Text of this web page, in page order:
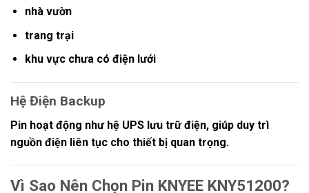
nhà vườn
trang trại
khu vực chưa có điện lưới
Hệ Điện Backup
Pin hoạt động như hệ UPS lưu trữ điện, giúp duy trì
nguồn điện liên tục cho thiết bị quan trọng.
Vì Sao Nên Chọn Pin KNYEE KNY51200?